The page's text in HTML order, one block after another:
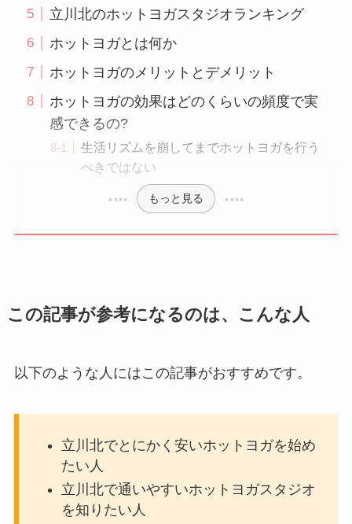
立川北のホットヨガスタジオランキング
ホットヨガとは何か
ホットヨガのメリットとデメリット
ホットヨガの効果はどのくらいの頻度で実
感できるの?
生活リズムを崩してまでホットヨガを行う
べきではない
もっと見る
この記事が参考になるのは、こんな人
以下のような人にはこの記事がおすすめです。
立川北でとにかく安いホットヨガを始め
たい人
立川北で通いやすいホットヨガスタジオ
を知りたい人